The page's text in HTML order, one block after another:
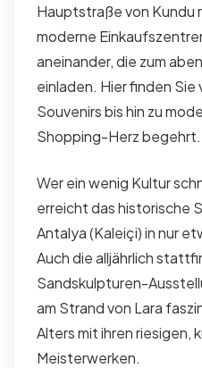
Hauptstraße von Kundu
moderne
aneinander, die zum
einladen. Hier finden
Souvenirs bis hin zu
Shopping-Herz begehrt.
Wer ein wenig Kultur
erreicht das historische
Antalya (Kaleiçi) in nur
Auch die alljährlich
Sandskulpturen-
am Strand von Lara
Alters mit ihren riesigen,
Meisterwerken.